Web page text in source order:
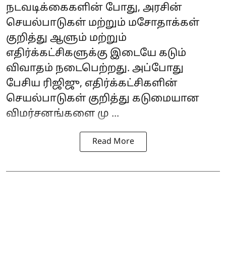
நடவடிக்கைகளின் போது, அரசின்
செயல்பாடுகள் மற்றும் மசோதாக்கள்
குறித்து ஆளும் மற்றும்
எதிர்க்கட்சிகளுக்கு இடையே கடும்
விவாதம் நடைபெற்றது. அப்போது
பேசிய ரிஜிஜு, எதிர்க்கட்சிகளின்
செயல்பாடுகள் குறித்து கடுமையான
விமர்சனங்களை மு ...
Read More